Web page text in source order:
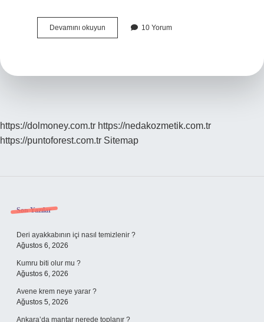
Devamını okuyun Ciğerden
Kuru
10 Yorum
https://dolmoney.com.tr https://nedakozmetik.com.tr
https://puntoforest.com.tr Sitemap
Sidebar
Son Yazılar
Deri ayakkabının içi nasıl temizlenir ?
Ağustos 6, 2026
Kumru biti olur mu ?
Ağustos 6, 2026
Avene krem neye yarar ?
Ağustos 5, 2026
Ankara’da mantar nerede toplanır ?